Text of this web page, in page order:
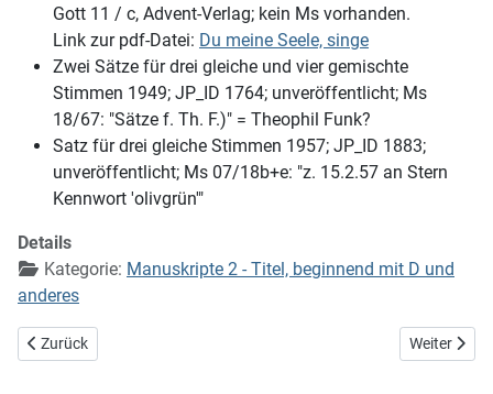
Gott 11 / c, Advent-Verlag; kein Ms vorhanden.
Link zur pdf-Datei: Du meine Seele, singe
Zwei Sätze für drei gleiche und vier gemischte
Stimmen 1949; JP_ID 1764; unveröffentlicht; Ms
18/67: "Sätze f. Th. F.)" = Theophil Funk?
Satz für drei gleiche Stimmen 1957; JP_ID 1883;
unveröffentlicht; Ms 07/18b+e: "z. 15.2.57 an Stern
Kennwort 'olivgrün'"
Details
Kategorie: Manuskripte 2 - Titel, beginnend mit D und
anderes
Vorheriger Beitrag: Du lieber, heilger, frommer Christ
Zurück Nächster
Weiter